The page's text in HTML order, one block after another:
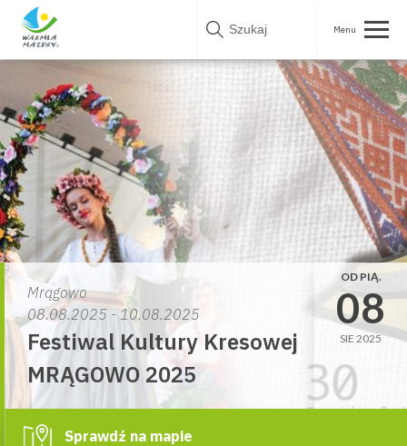
Skip
Mrągowo
08.08.2025 - 10.08.2025
Festiwal Kultury Kresowej
MRĄGOWO 2025
OD PIĄ.
08
SIE 2025
Sprawdź na mapie